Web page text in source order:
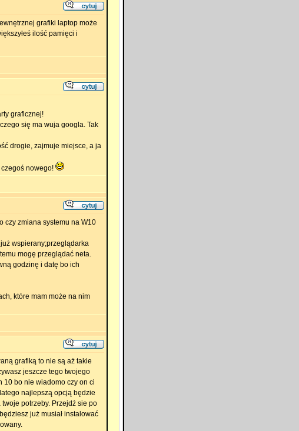
grafiki laptop może
ilość pamięci i
graficznej!
się ma wuja googla. Tak
drogie, zajmuje miejsce, a ja
nowego!
czy zmiana systemu na W10
już wspierany;przeglądarka
mogę przeglądać neta.
godzinę i datę bo ich
które mam może na nim
grafiką to nie są aż takie
jeszcze tego twojego
10 bo nie wiadomo czy on ci
najlepszą opcją będzie
potrzeby. Przejdź sie po
już musiał instalować